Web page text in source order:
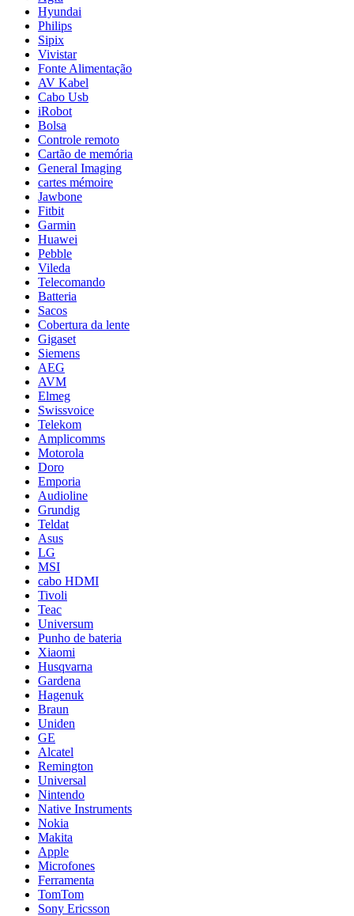
Hyundai
Philips
Sipix
Vivistar
Fonte Alimentação
AV Kabel
Cabo Usb
iRobot
Bolsa
Controle remoto
Cartão de memória
General Imaging
cartes mémoire
Jawbone
Fitbit
Garmin
Huawei
Pebble
Vileda
Telecomando
Batteria
Sacos
Cobertura da lente
Gigaset
Siemens
AEG
AVM
Elmeg
Swissvoice
Telekom
Amplicomms
Motorola
Doro
Emporia
Audioline
Grundig
Teldat
Asus
LG
MSI
cabo HDMI
Tivoli
Teac
Universum
Punho de bateria
Xiaomi
Husqvarna
Gardena
Hagenuk
Braun
Uniden
GE
Alcatel
Remington
Universal
Nintendo
Native Instruments
Nokia
Makita
Apple
Microfones
Ferramenta
TomTom
Sony Ericsson